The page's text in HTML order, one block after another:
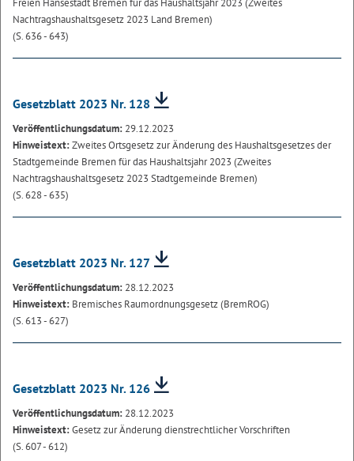
Freien Hansestadt Bremen für das Haushaltsjahr 2023 (Zweites
Nachtragshaushaltsgesetz 2023 Land Bremen)
(S. 636 - 643)
Gesetzblatt 2023 Nr. 128
Veröffentlichungsdatum: 29.12.2023
Hinweistext:Zweites Ortsgesetz zur Änderung des Haushaltsgesetzes der
Stadtgemeinde Bremen für das Haushaltsjahr 2023 (Zweites
Nachtragshaushaltsgesetz 2023 Stadtgemeinde Bremen)
(S. 628 - 635)
Gesetzblatt 2023 Nr. 127
Veröffentlichungsdatum: 28.12.2023
Hinweistext: Bremisches Raumordnungsgesetz (BremROG)
(S. 613 - 627)
Gesetzblatt 2023 Nr. 126
Veröffentlichungsdatum: 28.12.2023
Hinweistext:Gesetz zur Änderung dienstrechtlicher Vorschriften
(S. 607 - 612)